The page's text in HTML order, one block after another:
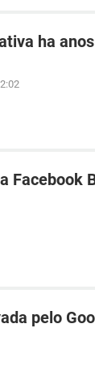
ha anos
Facebook
pelo